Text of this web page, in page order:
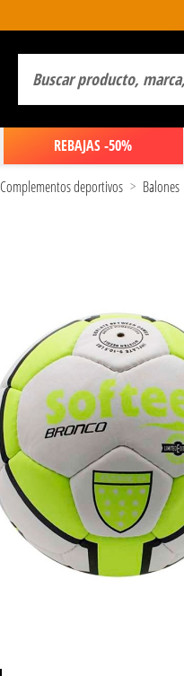
REBAJAS -50%
Complementos deportivos Balones